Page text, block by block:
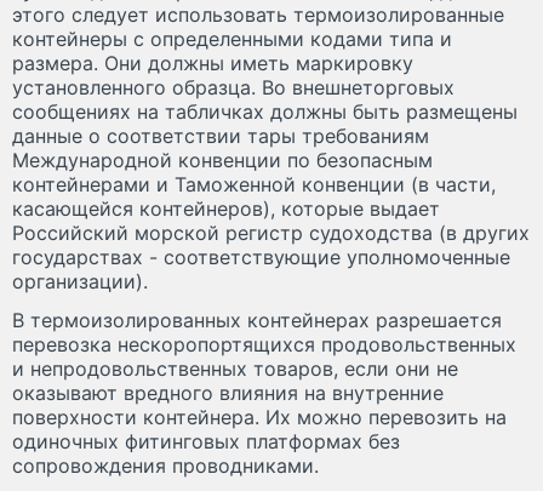
этого следует использовать термоизолированные
контейнеры с определенными кодами типа и
размера. Они должны иметь маркировку
установленного образца. Во внешнеторговых
сообщениях на табличках должны быть размещены
данные о соответствии тары требованиям
Международной конвенции по безопасным
контейнерами и Таможенной конвенции (в части,
касающейся контейнеров), которые выдает
Российский морской регистр судоходства (в других
государствах - соответствующие уполномоченные
организации).
В термоизолированных контейнерах разрешается
перевозка нескоропортящихся продовольственных
и непродовольственных товаров, если они не
оказывают вредного влияния на внутренние
поверхности контейнера. Их можно перевозить на
одиночных фитинговых платформах без
сопровождения проводниками.